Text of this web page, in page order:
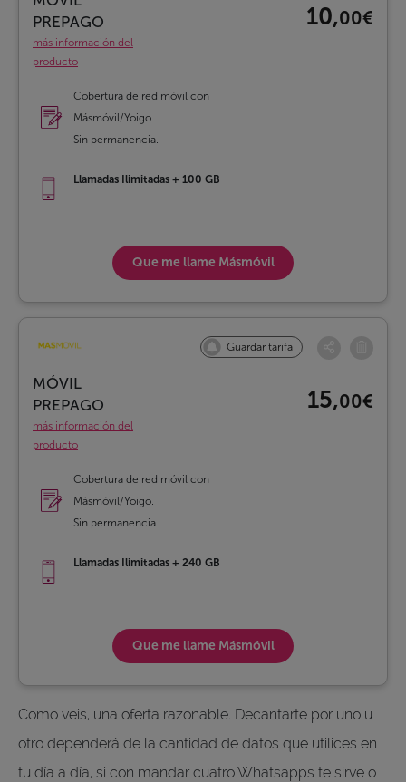
PREPAGO
más información del
producto
10,00€
Que me llameMásmóvil
Cobertura de red móvil con
Másmóvil/Yoigo.
Sin permanencia.
Llamadas Ilimitadas + 100 GB
Guardar tarifa
MÓVIL
PREPAGO
más información del
producto
15,00€
Que me llameMásmóvil
Cobertura de red móvil con
Másmóvil/Yoigo.
Sin permanencia.
Llamadas Ilimitadas + 240 GB
Como veis, una oferta razonable. Decantarte por uno u
otro dependerá de la cantidad de datos que utilices en
tu día a día, si con mandar cuatro Whatsapps te sirve o